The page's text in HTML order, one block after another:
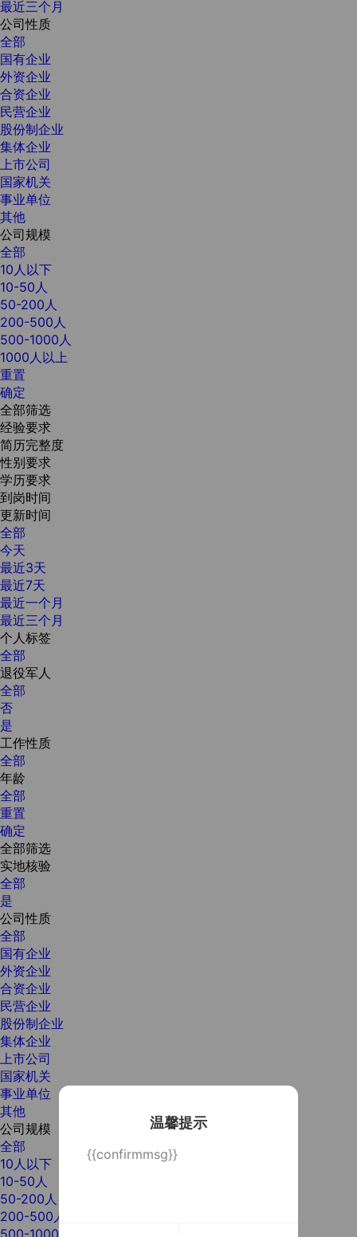
温馨提示
{{confirmmsg}}
最近三个月
公司性质
全部
国有企业
外资企业
合资企业
民营企业
股份制企业
集体企业
上市公司
国家机关
事业单位
其他
公司规模
全部
10人以下
10-50人
50-200人
200-500人
500-1000人
1000人以上
重置
确定
全部筛选
经验要求
简历完整度
性别要求
学历要求
到岗时间
更新时间
全部
今天
最近3天
最近7天
最近一个月
最近三个月
个人标签
全部
退役军人
全部
否
是
工作性质
全部
年龄
全部
重置
确定
全部筛选
实地核验
全部
是
公司性质
全部
国有企业
外资企业
合资企业
民营企业
股份制企业
集体企业
上市公司
国家机关
事业单位
其他
公司规模
全部
10人以下
10-50人
50-200人
200-500人
500-1000人